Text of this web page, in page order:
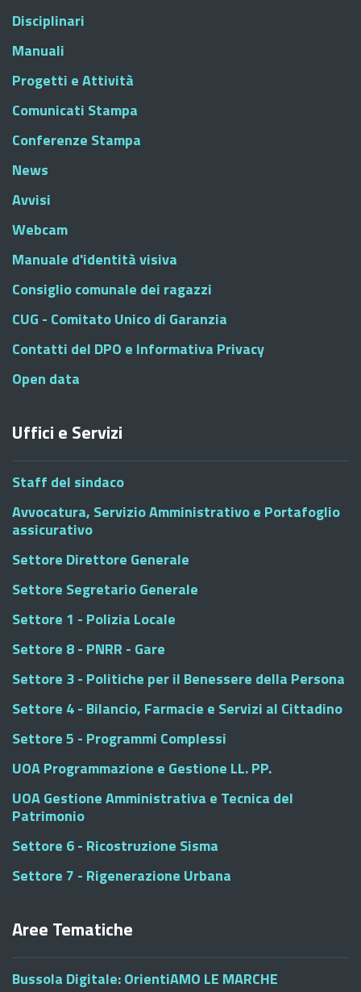
Disciplinari
Manuali
Progetti e Attività
Comunicati Stampa
Conferenze Stampa
News
Avvisi
Webcam
Manuale d'identità visiva
Consiglio comunale dei ragazzi
CUG - Comitato Unico di Garanzia
Contatti del DPO e Informativa Privacy
Open data
Uffici e Servizi
Staff del sindaco
Avvocatura, Servizio Amministrativo e Portafoglio
assicurativo
Settore Direttore Generale
Settore Segretario Generale
Settore 1 - Polizia Locale
Settore 8 - PNRR - Gare
Settore 3 - Politiche per il Benessere della Persona
Settore 4 - Bilancio, Farmacie e Servizi al Cittadino
Settore 5 - Programmi Complessi
UOA Programmazione e Gestione LL. PP.
UOA Gestione Amministrativa e Tecnica del
Patrimonio
Settore 6 - Ricostruzione Sisma
Settore 7 - Rigenerazione Urbana
Aree Tematiche
Bussola Digitale: OrientiAMO LE MARCHE